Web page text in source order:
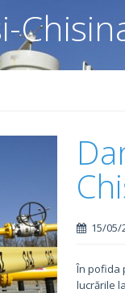
15/05/
În pofida
lucrările